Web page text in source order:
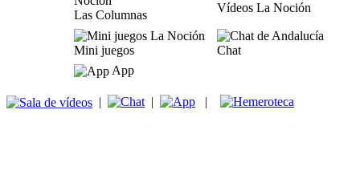
Las Columnas
Vídeos La Noción
Mini juegos
Chat
App
| | |